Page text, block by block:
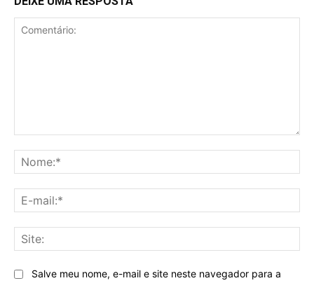
Salve meu nome, e-mail e site neste navegador para a